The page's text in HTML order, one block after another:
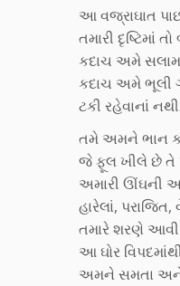
આ વજ્રાઘાત
તમારી દૃષ્ટિમાં
કદાચ અમે
કદાચ અમે ભૂલી
ટકી રહેવાનાં નથી.
તમે અમને ભાન
જે ફૂલ ખીલે છે તે
અમારી ઊંઘની
હારેલાં,
તમારે શરણે
આ ઘોર
અમને સમતા અને